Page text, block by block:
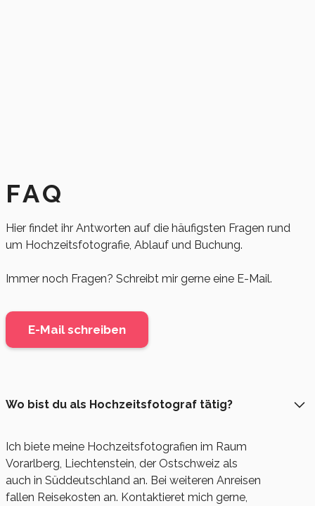
FAQ
Hier findet ihr Antworten auf die häufigsten Fragen rund
um Hochzeitsfotografie, Ablauf und Buchung.
Immer noch Fragen? Schreibt mir gerne eine E-Mail.
E-Mail schreiben
Wo bist du als Hochzeitsfotograf tätig?
Ich biete meine Hochzeitsfotografien im Raum
Vorarlberg, Liechtenstein, der Ostschweiz als
auch in Süddeutschland an. Bei weiteren Anreisen
fallen Reisekosten an. Kontaktieret mich gerne,